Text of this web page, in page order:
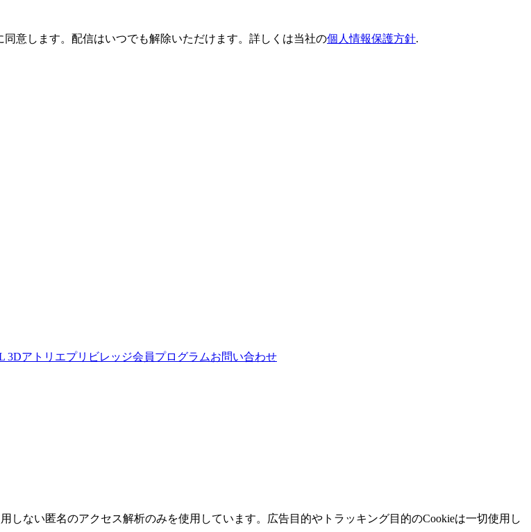
意します。配信はいつでも解除いただけます。詳しくは当社の個人情報保護方針.
3Dアトリエプリビレッジ会員プログラムお問い合わせ
しない匿名のアクセス解析のみを使用しています。広告目的やトラッキング目的のCookieは一切使用し